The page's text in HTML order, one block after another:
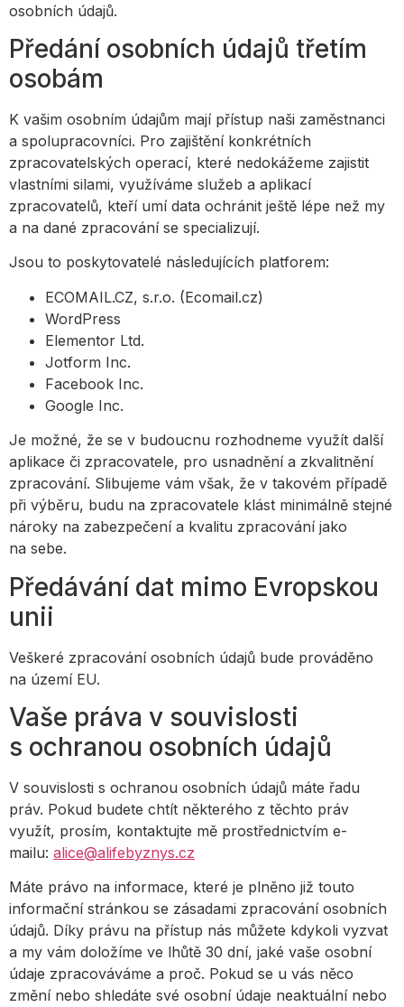
osobních údajů.
Předání osobních údajů třetím
osobám
K vašim osobním údajům mají přístup naši zaměstnanci
a spolupracovníci. Pro zajištění konkrétních
zpracovatelských operací, které nedokážeme zajistit
vlastními silami, využíváme služeb a aplikací
zpracovatelů, kteří umí data ochránit ještě lépe než my
a na dané zpracování se specializují.
Jsou to poskytovatelé následujících platforem:
ECOMAIL.CZ, s.r.o. (Ecomail.cz)
WordPress
Elementor Ltd.
Jotform Inc.
Facebook Inc.
Google Inc.
Je možné, že se v budoucnu rozhodneme využít další
aplikace či zpracovatele, pro usnadnění a zkvalitnění
zpracování. Slibujeme vám však, že v takovém případě
při výběru, budu na zpracovatele klást minimálně stejné
nároky na zabezpečení a kvalitu zpracování jako
na sebe.
Předávání dat mimo Evropskou
unii
Veškeré zpracování osobních údajů bude prováděno
na území EU.
Vaše práva v souvislosti
s ochranou osobních údajů
V souvislosti s ochranou osobních údajů máte řadu
práv. Pokud budete chtít některého z těchto práv
využít, prosím, kontaktujte mě prostřednictvím e-
mailu: alice@alifebyznys.cz
Máte právo na informace, které je plněno již touto
informační stránkou se zásadami zpracování osobních
údajů. Díky právu na přístup nás můžete kdykoli vyzvat
a my vám doložíme ve lhůtě 30 dní, jaké vaše osobní
údaje zpracováváme a proč. Pokud se u vás něco
změní nebo shledáte své osobní údaje neaktuální nebo